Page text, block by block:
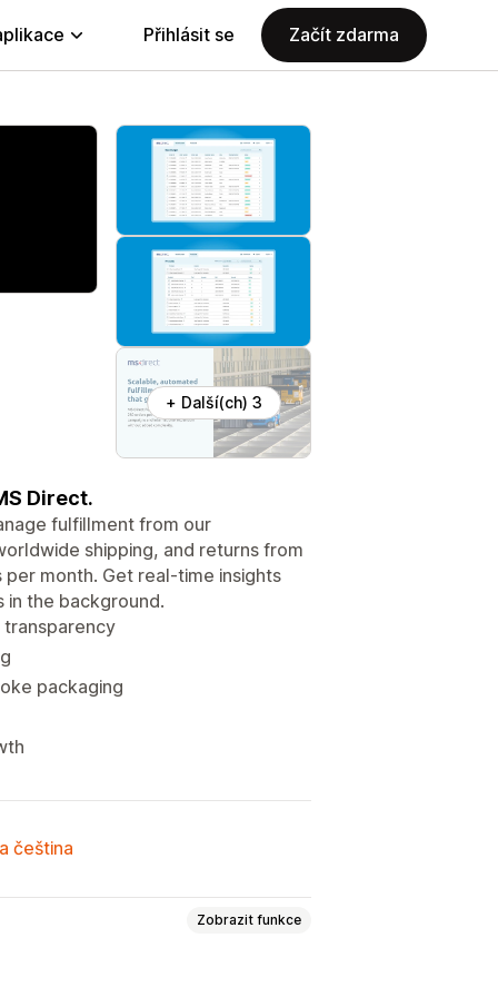
Přihlásit se Začít zdarma
+ Další(ch) 3
Direct.
fulfillment from our
shipping, and returns from
month. Get real-time insights
in the background.
transparency
packaging
čeština
Zobrazit funkce